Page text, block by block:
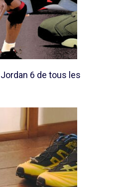
6 de tous les